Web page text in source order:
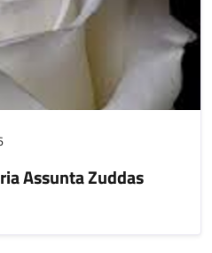
Assunta Zuddas